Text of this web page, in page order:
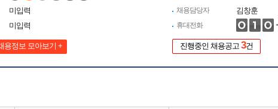
미입력
미입력
용정보 모아보기 +
채용담당자
김창훈
휴대전화
진행중인 채용공고 3건